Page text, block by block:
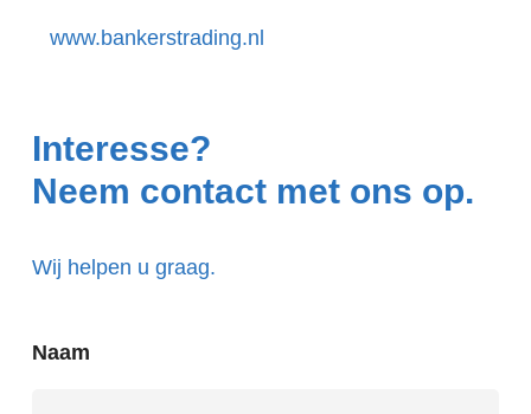
www.bankerstrading.nl
Interesse?
Neem contact met ons op.
Wij helpen u graag.
Naam